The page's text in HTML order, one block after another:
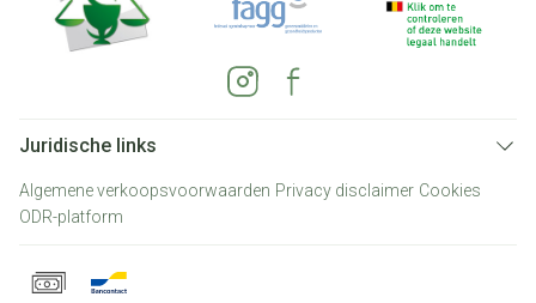
Juridische links
Algemene verkoopsvoorwaarden Privacy disclaimer Cookies
ODR-platform